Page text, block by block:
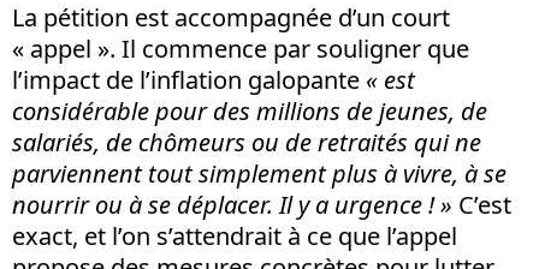
La pétition est accompagnée d’un court
« appel ». Il commence par souligner que
l’impact de l’inflation galopante « est
considérable pour des millions de jeunes, de
salariés, de chômeurs ou de retraités qui ne
parviennent tout simplement plus à vivre, à se
nourrir ou à se déplacer. Il y a urgence ! » C’est
exact, et l’on s’attendrait à ce que l’appel